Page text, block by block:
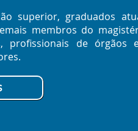
superior, graduados
membros do
profissionais de órgãos